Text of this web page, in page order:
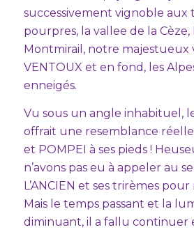
successivement vignoble aux
pourpres, la vallee de la
Montmirail, notre majestueux
VENTOUX et en fond, les
enneigés.
Vu sous un angle inhabituel,
offrait une resemblance réelle
et POMPEI à ses pieds !
n’avons pas eu à appeler au
L’ANCIEN et ses trirèmes
Mais le temps passant et la
diminuant, il a fallu continuer